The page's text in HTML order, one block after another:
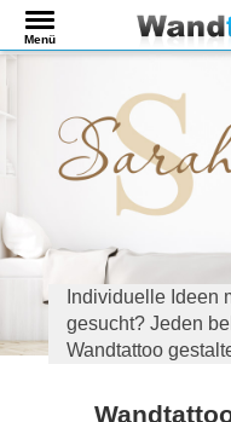
Menü
Individuelle Ideen
gesucht? Jeden
Wandtattoo
Ob Vornamen,